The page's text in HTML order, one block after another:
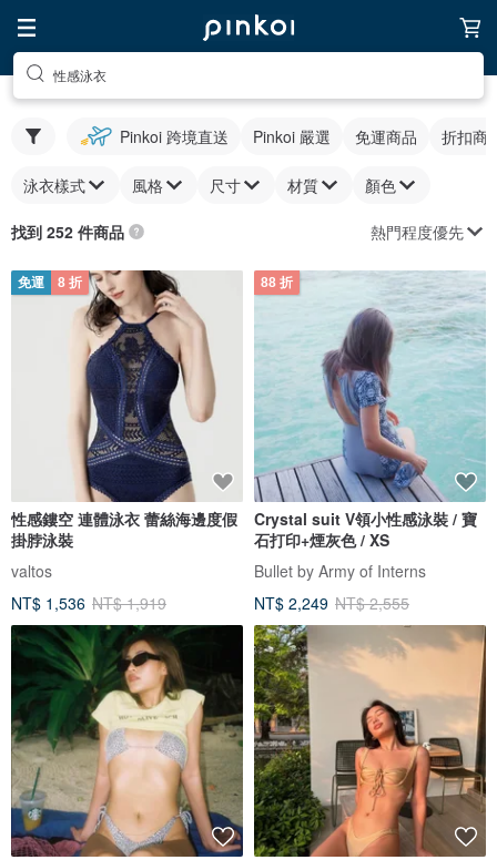
性感泳衣
Pinkoi 跨境直送 Pinkoi 嚴選 免運商品 折扣商
泳衣樣式 風格 尺寸 材質 顏色
找到 252 件商品 熱門程度優先
免運 8 折
性感鏤空 連體泳衣 蕾絲海邊度假
掛脖泳裝
valtos
NT$ 1,536 NT$ 1,919
88 折
Crystal suit V領小性感泳裝 / 寶
石打印+煙灰色 / XS
Bullet by Army of Interns
NT$ 2,249 NT$ 2,555